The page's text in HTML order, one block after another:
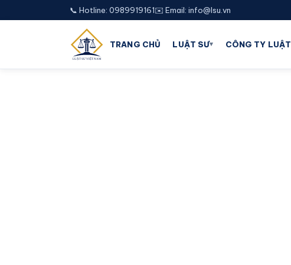
📞 Hotline: 0989919161✉️ Email: info@lsu.vn
TRANG CHỦ LUẬT SƯ▾ CÔNG TY LUẬT